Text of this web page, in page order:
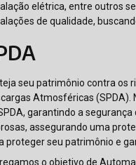
elétrica, entre outros
de qualidade,
seu patrimônio contra os
Atmosféricas
garantindo a
assegurando uma
proteger seu patrimônio e
o objetivo de